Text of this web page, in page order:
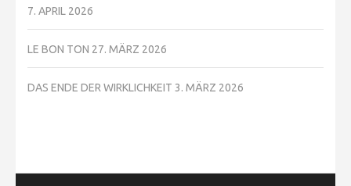
7. APRIL 2026
LE BON TON 27. MÄRZ 2026
DAS ENDE DER WIRKLICHKEIT 3. MÄRZ 2026